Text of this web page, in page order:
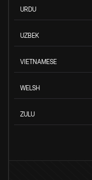
URDU
UZBEK
VIETNAMESE
WELSH
ZULU